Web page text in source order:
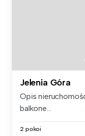
Jelenia Góra
Opis
balkone...
2 pokoi